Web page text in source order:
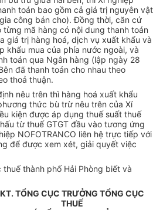
toán bao gồm cả giá trị nguyên vật
công bán cho). Đồng thời, căn cứ
mã hàng có nội dung thanh toán
giá trị hàng hoá, dịch vụ xuất khẩu và
khẩu mua của phía nước ngoài, và
toán qua Ngân hàng (lập ngày 28
đã thanh toán cho nhau theo
thoả thuận.
nêu trên thì hàng hoá xuất khẩu
thức bù trừ nêu trên của Xí
kiện được áp dụng thuế suất thuế
từ thuế GTGT đầu vào tương ứng
NOFOTRANCO liên hệ trực tiếp với
để được xem xét, giải quyết việc
thành phố Hải Phòng biết và
KT. TỔNG CỤC TRƯỞNG TỔNG CỤC
THUẾ